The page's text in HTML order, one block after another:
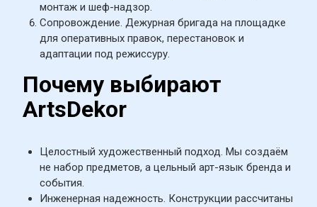
монтаж и шеф-надзор.
Сопровождение. Дежурная бригада на площадке
для оперативных правок, перестановок и
адаптации под режиссуру.
Почему выбирают
ArtsDekor
Целостный художественный подход. Мы создаём
не набор предметов, а цельный арт-язык бренда и
события.
Инженерная надежность. Конструкции рассчитаны